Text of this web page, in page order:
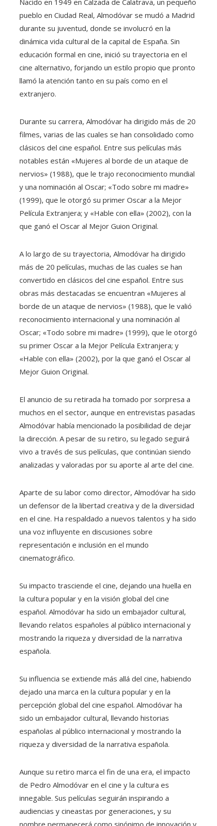
Nacido en 1949 en Calzada de Calatrava, un pequeño
pueblo en Ciudad Real, Almodóvar se mudó a Madrid
durante su juventud, donde se involucró en la
dinámica vida cultural de la capital de España. Sin
educación formal en cine, inició su trayectoria en el
cine alternativo, forjando un estilo propio que pronto
llamó la atención tanto en su país como en el
extranjero.
Durante su carrera, Almodóvar ha dirigido más de 20
filmes, varias de las cuales se han consolidado como
clásicos del cine español. Entre sus películas más
notables están «Mujeres al borde de un ataque de
nervios» (1988), que le trajo reconocimiento mundial
y una nominación al Oscar; «Todo sobre mi madre»
(1999), que le otorgó su primer Oscar a la Mejor
Película Extranjera; y «Hable con ella» (2002), con la
que ganó el Oscar al Mejor Guion Original.
A lo largo de su trayectoria, Almodóvar ha dirigido
más de 20 películas, muchas de las cuales se han
convertido en clásicos del cine español. Entre sus
obras más destacadas se encuentran «Mujeres al
borde de un ataque de nervios» (1988), que le valió
reconocimiento internacional y una nominación al
Oscar; «Todo sobre mi madre» (1999), que le otorgó
su primer Oscar a la Mejor Película Extranjera; y
«Hable con ella» (2002), por la que ganó el Oscar al
Mejor Guion Original.
El anuncio de su retirada ha tomado por sorpresa a
muchos en el sector, aunque en entrevistas pasadas
Almodóvar había mencionado la posibilidad de dejar
la dirección. A pesar de su retiro, su legado seguirá
vivo a través de sus películas, que continúan siendo
analizadas y valoradas por su aporte al arte del cine.
Aparte de su labor como director, Almodóvar ha sido
un defensor de la libertad creativa y de la diversidad
en el cine. Ha respaldado a nuevos talentos y ha sido
una voz influyente en discusiones sobre
representación e inclusión en el mundo
cinematográfico.
Su impacto trasciende el cine, dejando una huella en
la cultura popular y en la visión global del cine
español. Almodóvar ha sido un embajador cultural,
llevando relatos españoles al público internacional y
mostrando la riqueza y diversidad de la narrativa
española.
Su influencia se extiende más allá del cine, habiendo
dejado una marca en la cultura popular y en la
percepción global del cine español. Almodóvar ha
sido un embajador cultural, llevando historias
españolas al público internacional y mostrando la
riqueza y diversidad de la narrativa española.
Aunque su retiro marca el fin de una era, el impacto
de Pedro Almodóvar en el cine y la cultura es
innegable. Sus películas seguirán inspirando a
audiencias y cineastas por generaciones, y su